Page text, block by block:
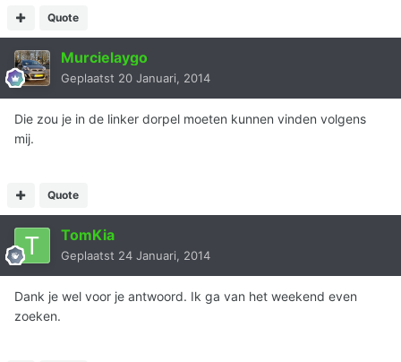
Quote
Murcielaygo
Geplaatst 20 Januari, 2014
Die zou je in de linker dorpel moeten kunnen vinden volgens
mij.
Quote
TomKia
Geplaatst 24 Januari, 2014
Dank je wel voor je antwoord. Ik ga van het weekend even
zoeken.